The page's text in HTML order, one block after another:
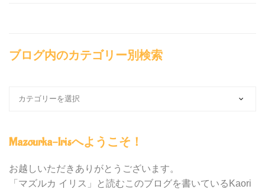
ブログ内のカテゴリー別検索
の
テ
ゴ
Mazourka-Irisへようこそ！
お越しいただきありがとうございます。
「マズルカ イリス」と読むこのブログを書いているKaori